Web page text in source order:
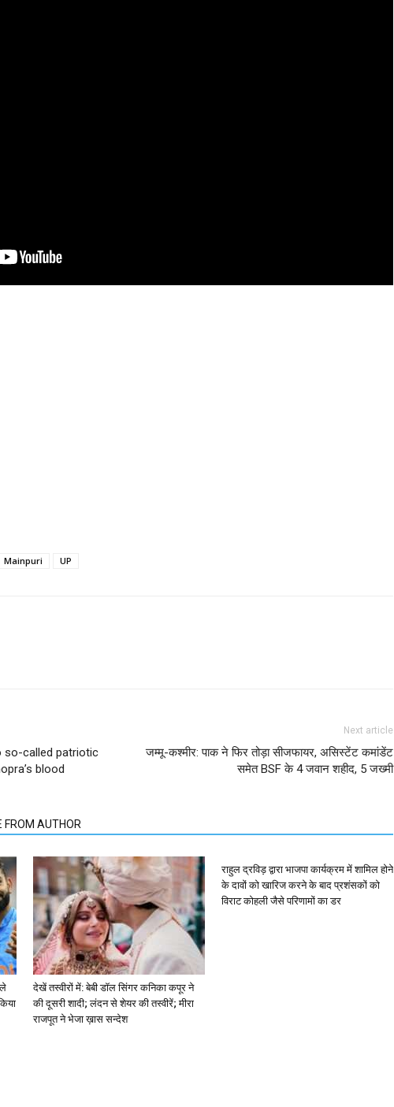
Mainpuri UP
so-called patriotic
blood
Next article
जम्मू-कश्मीर: पाक ने फिर तोड़ा सीजफायर, असिस्टेंट कमांडेंट
समेत BSF के 4 जवान शहीद, 5 जख्मी
FROM AUTHOR
देखें तस्वीरों में: बेबी डॉल सिंगर कनिका कपूर ने
की दूसरी शादी; लंदन से शेयर की तस्वीरें; मीरा
राजपूत ने भेजा ख़ास सन्देश
राहुल द्रविड़ द्वारा भाजपा कार्यक्रम में शामिल होने
के दावों को खारिज करने के बाद प्रशंसकों को
विराट कोहली जैसे परिणामों का डर